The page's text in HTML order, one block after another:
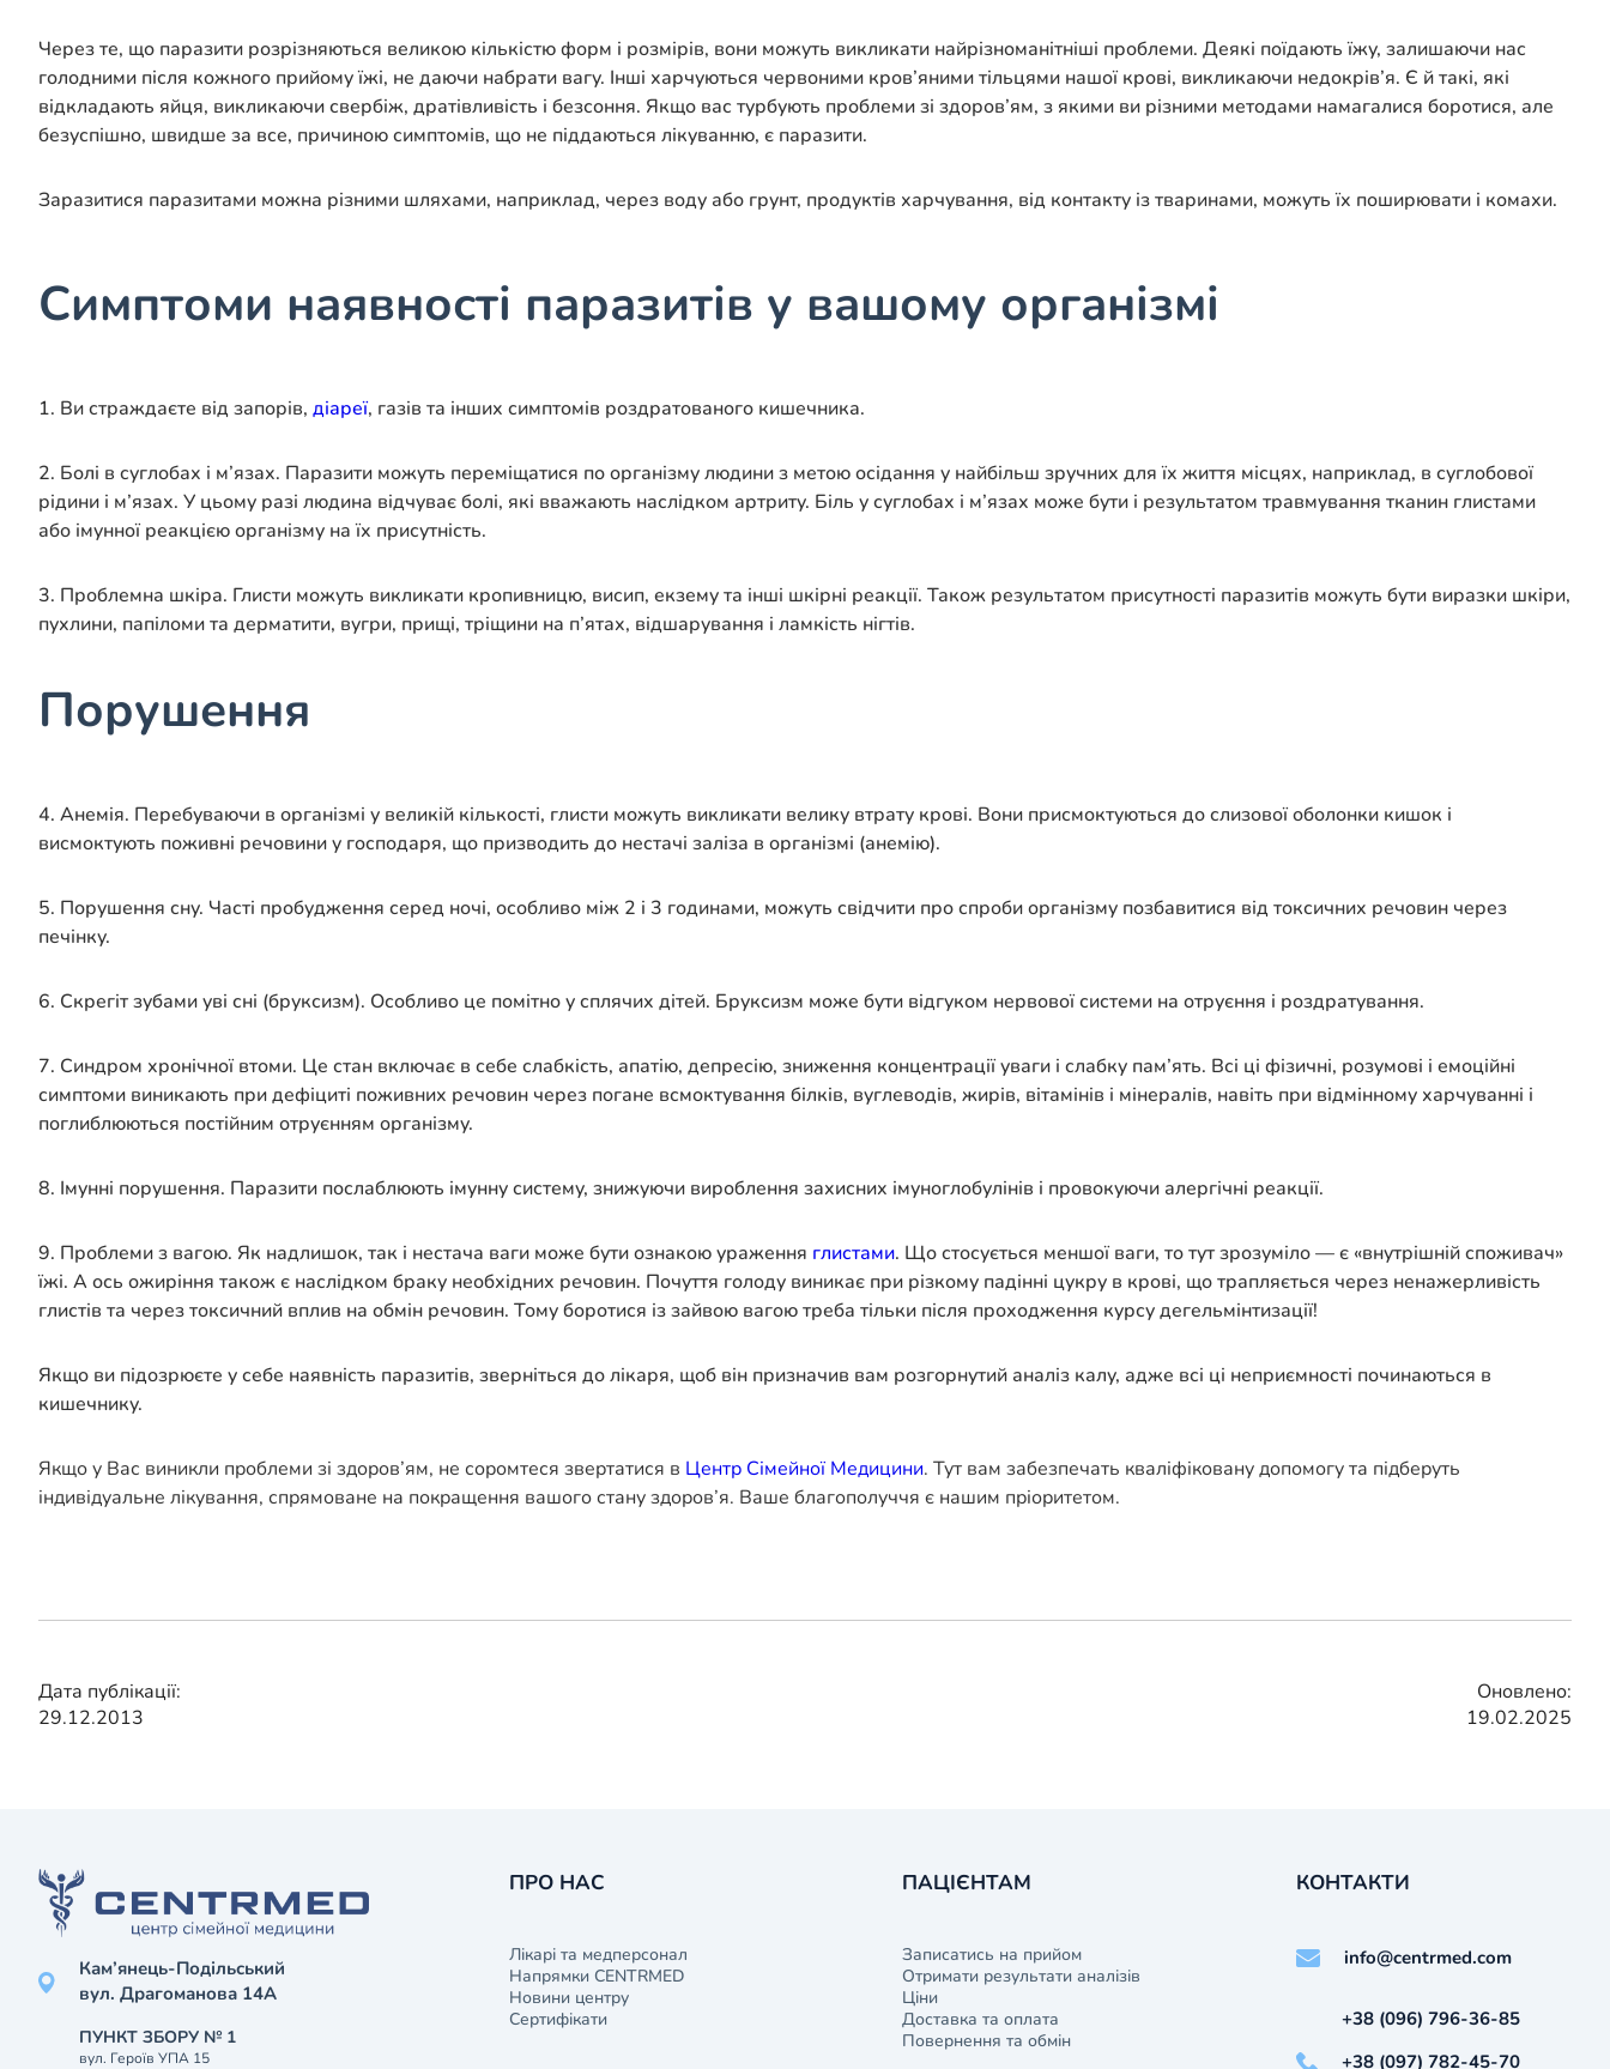
Через те, що паразити розрізняються великою кількістю форм і розмірів, вони можуть викликати найрізноманітніші проблеми. Деякі поїдають їжу, залишаючи нас
голодними після кожного прийому їжі, не даючи набрати вагу. Інші харчуються червоними кров’яними тільцями нашої крові, викликаючи недокрів’я. Є й такі, які
відкладають яйця, викликаючи свербіж, дратівливість і безсоння. Якщо вас турбують проблеми зі здоров’ям, з якими ви різними методами намагалися боротися, але
безуспішно, швидше за все, причиною симптомів, що не піддаються лікуванню, є паразити.
Заразитися паразитами можна різними шляхами, наприклад, через воду або грунт, продуктів харчування, від контакту із тваринами, можуть їх поширювати і комахи.
Симптоми наявності паразитів у вашому організмі
1. Ви страждаєте від запорів, діареї, газів та інших симптомів роздратованого кишечника.
2. Болі в суглобах і м’язах. Паразити можуть переміщатися по організму людини з метою осідання у найбільш зручних для їх життя місцях, наприклад, в суглобової
рідини і м’язах. У цьому разі людина відчуває болі, які вважають наслідком артриту. Біль у суглобах і м’язах може бути і результатом травмування тканин глистами
або імунної реакцією організму на їх присутність.
3. Проблемна шкіра. Глисти можуть викликати кропивницю, висип, екзему та інші шкірні реакції. Також результатом присутності паразитів можуть бути виразки шкіри,
пухлини, папіломи та дерматити, вугри, прищі, тріщини на п’ятах, відшарування і ламкість нігтів.
Порушення
4. Анемія. Перебуваючи в організмі у великій кількості, глисти можуть викликати велику втрату крові. Вони присмоктуються до слизової оболонки кишок і
висмоктують поживні речовини у господаря, що призводить до нестачі заліза в організмі (анемію).
5. Порушення сну. Часті пробудження серед ночі, особливо між 2 і 3 годинами, можуть свідчити про спроби організму позбавитися від токсичних речовин через
печінку.
6. Скрегіт зубами уві сні (бруксизм). Особливо це помітно у сплячих дітей. Бруксизм може бути відгуком нервової системи на отруєння і роздратування.
7. Синдром хронічної втоми. Це стан включає в себе слабкість, апатію, депресію, зниження концентрації уваги і слабку пам’ять. Всі ці фізичні, розумові і емоційні
симптоми виникають при дефіциті поживних речовин через погане всмоктування білків, вуглеводів, жирів, вітамінів і мінералів, навіть при відмінному харчуванні і
поглиблюються постійним отруєнням організму.
8. Імунні порушення. Паразити послаблюють імунну систему, знижуючи вироблення захисних імуноглобулінів і провокуючи алергічні реакції.
9. Проблеми з вагою. Як надлишок, так і нестача ваги може бути ознакою ураження глистами. Що стосується меншої ваги, то тут зрозуміло — є «внутрішній споживач»
їжі. А ось ожиріння також є наслідком браку необхідних речовин. Почуття голоду виникає при різкому падінні цукру в крові, що трапляється через ненажерливість
глистів та через токсичний вплив на обмін речовин. Тому боротися із зайвою вагою треба тільки після проходження курсу дегельмінтизації!
Якщо ви підозрюєте у себе наявність паразитів, зверніться до лікаря, щоб він призначив вам розгорнутий аналіз калу, адже всі ці неприємності починаються в
кишечнику.
Якщо у Вас виникли проблеми зі здоров’ям, не соромтеся звертатися в Центр Сімейної Медицини. Тут вам забезпечать кваліфіковану допомогу та підберуть
індивідуальне лікування, спрямоване на покращення вашого стану здоров’я. Ваше благополуччя є нашим пріоритетом.
Дата публікації:
29.12.2013
Оновлено:
19.02.2025
Кам’янець-Подільський
вул. Драгоманова 14А
ПУНКТ ЗБОРУ № 1
вул. Героїв УПА 15
ПРО НАС
Лікарі та медперсонал
Напрямки CENTRMED
Новини центру
Сертифікати
ПАЦІЄНТАМ
Записатись на прийом
Отримати результати аналізів
Ціни
Доставка та оплата
Повернення та обмін
КОНТАКТИ
info@centrmed.com
+38 (096) 796-36-85
+38 (097) 782-45-70